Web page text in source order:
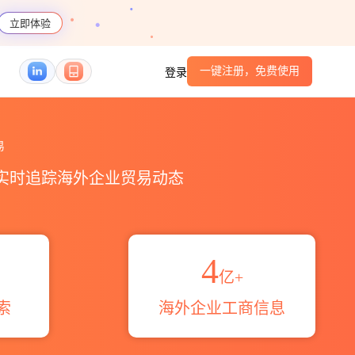
立即体验
登录 一键注册，免费使用
时追踪海外企业贸易动态
4亿+
海外企业工商信息